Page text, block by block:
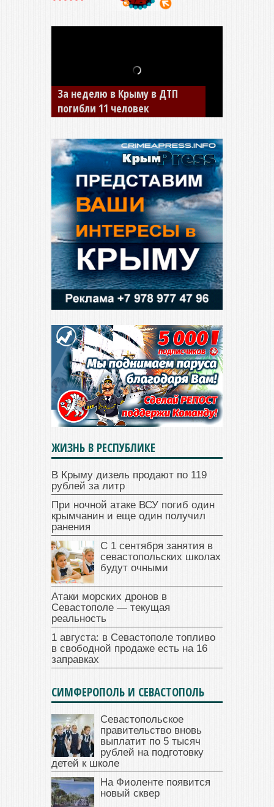
В Джанкое водитель ВАЗа
сбил двух детей на «зебре»
ЖИЗНЬ В РЕСПУБЛИКЕ
В Крыму дизель продают по 119
рублей за литр
При ночной атаке ВСУ погиб один
крымчанин и еще один получил
ранения
С 1 сентября занятия в
севастопольских школах
будут очными
Атаки морских дронов в
Севастополе — текущая
реальность
1 августа: в Севастополе топливо
в свободной продаже есть на 16
заправках
СИМФЕРОПОЛЬ И СЕВАСТОПОЛЬ
Севастопольское
правительство вновь
выплатит по 5 тысяч
рублей на подготовку
детей к школе
На Фиоленте появится
новый сквер